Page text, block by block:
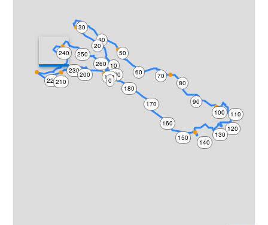
0
10
20
30
40
50
60
70
80
90
100
110
120
130
140
150
160
170
180
190
200
210
220
230
240
250
260
270